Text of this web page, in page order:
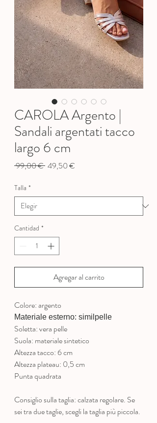
CAROLA Argento |
Sandali argentati tacco
largo 6 cm
99,00 € Precio
49,50 €
Talla *
Cantidad *
Agregar al carrito
Colore: argento
Materiale esterno: similpelle
Soletta: vera pelle
Suola: materiale sintetico
Altezza tacco: 6 cm
Altezza plateau: 0,5 cm
Punta quadrata
Consiglio sulla taglia: calzata regolare. Se
sei tra due taglie, scegli la taglia più piccola.